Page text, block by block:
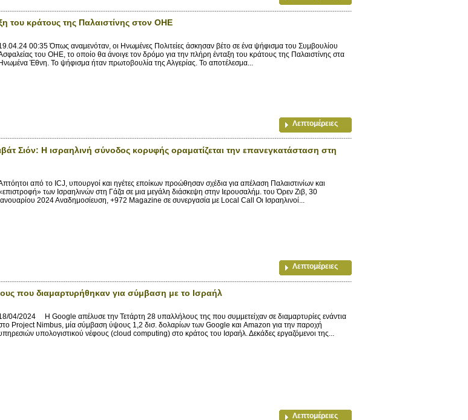
του κράτους της Παλαιστίνης στον ΟΗΕ
00:35 Όπως αναμενόταν, οι Ηνωμένες Πολιτείες άσκησαν βέτο σε ένα ψήφισμα του Συμβουλίου
του ΟΗΕ, το οποίο θα άνοιγε τον δρόμο για την πλήρη ένταξη του κράτους της Παλαιστίνης στα
Ηνωμένα Έθνη. Το ψήφισμα ήταν πρωτοβουλία της Αλγερίας. Το αποτέλεσμα...
Λεπτομέρειες
Σιόν: Η ισραηλινή σύνοδος κορυφής οραματίζεται την επανεγκατάσταση στη
από το ICJ, υπουργοί και ηγέτες εποίκων προώθησαν σχέδια για απέλαση Παλαιστινίων και
των Ισραηλινών στη Γάζα σε μια μεγάλη διάσκεψη στην Ιερουσαλήμ. του Όρεν Ζιβ, 30
2024 Αναδημοσίευση, +972 Magazine σε συνεργασία με Local Call Οι Ισραηλινοί...
Λεπτομέρειες
που διαμαρτυρήθηκαν για σύμβαση με το Ισραήλ
04/2024 Η Google απέλυσε την Τετάρτη 28 υπαλλήλους της που συμμετείχαν σε διαμαρτυρίες ενάντια
Project Nimbus, μία σύμβαση ύψους 1,2 δισ. δολαρίων των Google και Amazon για την παροχή
υπολογιστικού νέφους (cloud computing) στο κράτος του Ισραήλ. Δεκάδες εργαζόμενοι της...
Λεπτομέρειες